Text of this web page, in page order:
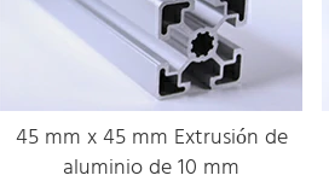
45 mm x 45 mm Extrusión de
aluminio de 10 mm